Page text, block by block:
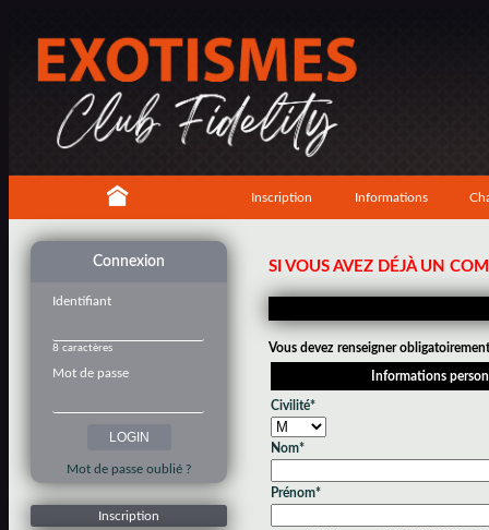
Inscription Informations
Connexion
Identifiant
8 caractères
Mot de passe
Mot de passe oublié ?
Inscription
SI VOUS AVEZ DÉJÀ UN
Vous devez renseigner
Informations
Civilité*
Nom*
Prénom*